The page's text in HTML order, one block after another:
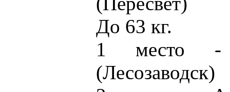
До 63 кг.
1 место -
(Лесозаводск)